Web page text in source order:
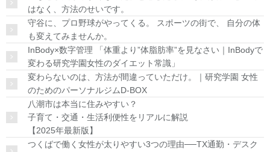
はなく、方法のせいです。
守谷に、プロ野球がやってくる。 スポーツの街で、 自分の体
も変えてみませんか。
InBody×数字管理 「体重より”体脂肪率”を見なさい｜InBodyで
変わる研究学園女性のダイエット常識」
変わらないのは、方法が間違っていただけ。｜研究学園 女性
のためのパーソナルジムD-BOX
八潮市は本当に住みやすい？
子育て・交通・生活利便性をリアルに解説
【2025年最新版】
つくばで働く女性が太りやすい3つの理由──TX通勤・デスク